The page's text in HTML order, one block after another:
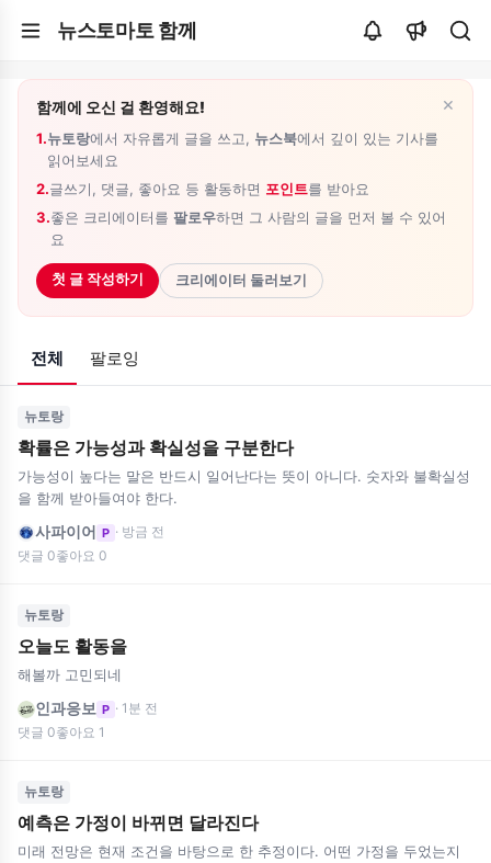
뉴스토마토 함께
×
함께에 오신 걸 환영해요!
1.뉴토랑에서 자유롭게 글을 쓰고, 뉴스북에서 깊이 있는 기사를
읽어보세요
2.글쓰기, 댓글, 좋아요 등 활동하면 포인트를 받아요
3.좋은 크리에이터를 팔로우하면 그 사람의 글을 먼저 볼 수 있어
요
첫 글 작성하기 크리에이터 둘러보기
전체 팔로잉
뉴토랑
확률은 가능성과 확실성을 구분한다
가능성이 높다는 말은 반드시 일어난다는 뜻이 아니다. 숫자와 불확실성
을 함께 받아들여야 한다.
사파이어 P · 방금 전
댓글 0좋아요 0
뉴토랑
오늘도 활동을
해볼까 고민되네
인과응보 P · 1분 전
댓글 0좋아요 1
뉴토랑
예측은 가정이 바뀌면 달라진다
미래 전망은 현재 조건을 바탕으로 한 추정이다. 어떤 가정을 두었는지